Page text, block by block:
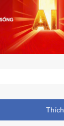
Thích